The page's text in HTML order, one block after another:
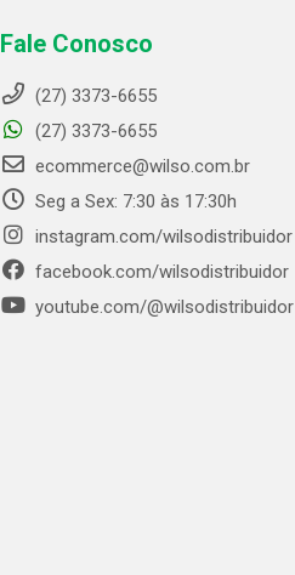
Fale Conosco
(27) 3373-6655
(27) 3373-6655
ecommerce@wilso.com.br
Seg a Sex: 7:30 às 17:30h
instagram.com/wilsodistribuidor
facebook.com/wilsodistribuidor
youtube.com/@wilsodistribuidor